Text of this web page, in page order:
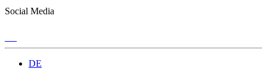
Social Media
DE